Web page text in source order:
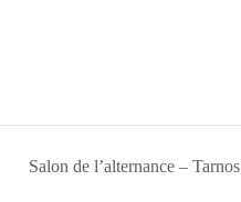
Salon de l’alternance – Tarnos